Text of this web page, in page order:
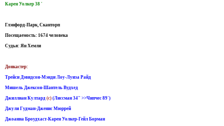
Карен Уолкер 38 '
Глэнфорд-Парк, Сканторп
Посещаемость: 1674 человека
Судья: Ян Хемли
Донкастер:
Трейси Дэвидсон-Мэнди Лоу-Луиза Райд
Мишель Джексон-Шантель Вудхед
Джиллиан Култард (c) (Лиссман 34" >>Чипчес 89')
Джули Гудман-Дженис Мюррей
Джоанна Броудхаст-Карен Уолкер-Гейл Борман